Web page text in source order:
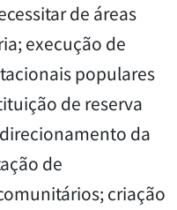
de áreas
execução de
populares
de reserva
da
de
criação